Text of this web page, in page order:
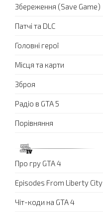
Збереження (Save Game)
Патчі та DLC
Головні герої
Місця та карти
Зброя
Радіо в GTA 5
Порівняння
Про гру GTA 4
Episodes From Liberty City
Чіт-коди на GTA 4